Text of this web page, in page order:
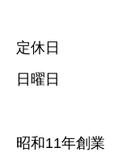
定休日
日曜日
昭和11年創業